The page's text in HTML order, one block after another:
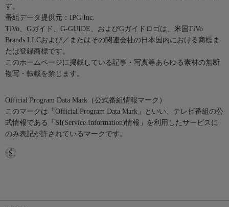
す。
番組データ提供元：IPG Inc.
TiVo、Gガイド、G-GUIDE、およびGガイドロゴは、米国TiVo
Brands LLCおよび／またはその関連会社の日本国内における商標ま
たは登録商標です。
このホームページに掲載している記事・写真等あらゆる素材の無断
複写・転載を禁じます。
Official Program Data Mark（公式番組情報マーク）
このマークは「Official Program Data Mark」といい、テレビ番組の公
式情報である「SI(Service Information)情報」を利用したサービスに
のみ表記が許されているマークです。